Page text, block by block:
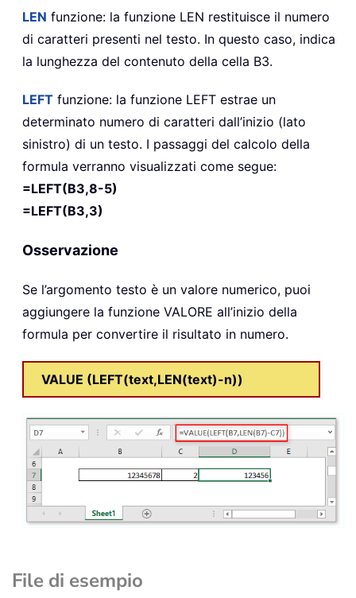
LEN funzione: la funzione LEN restituisce il numero
di caratteri presenti nel testo. In questo caso, indica
la lunghezza del contenuto della cella B3.
LEFT funzione: la funzione LEFT estrae un
determinato numero di caratteri dall’inizio (lato
sinistro) di un testo. I passaggi del calcolo della
formula verranno visualizzati come segue:
=LEFT(B3,8-5)
=LEFT(B3,3)
Osservazione
Se l’argomento testo è un valore numerico, puoi
aggiungere la funzione VALORE all’inizio della
formula per convertire il risultato in numero.
VALUE (LEFT(text,LEN(text)-n))
File di esempio